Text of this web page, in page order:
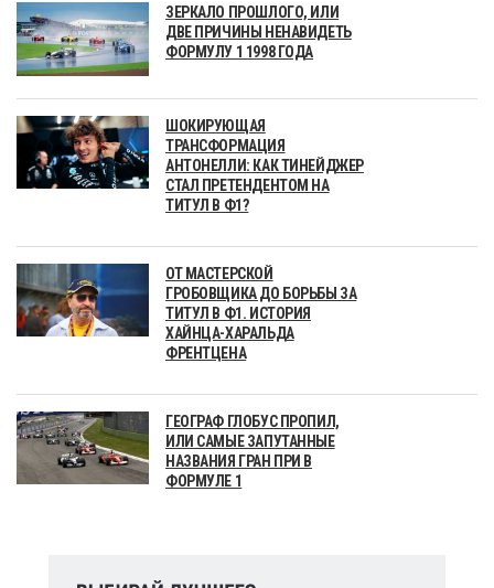
ЗЕРКАЛО ПРОШЛОГО, ИЛИ
ДВЕ ПРИЧИНЫ НЕНАВИДЕТЬ
ФОРМУЛУ 1 1998 ГОДА
ШОКИРУЮЩАЯ
ТРАНСФОРМАЦИЯ
АНТОНЕЛЛИ: КАК ТИНЕЙДЖЕР
СТАЛ ПРЕТЕНДЕНТОМ НА
ТИТУЛ В Ф1?
ОТ МАСТЕРСКОЙ
ГРОБОВЩИКА ДО БОРЬБЫ ЗА
ТИТУЛ В Ф1. ИСТОРИЯ
ХАЙНЦА-ХАРАЛЬДА
ФРЕНТЦЕНА
ГЕОГРАФ ГЛОБУС ПРОПИЛ,
ИЛИ САМЫЕ ЗАПУТАННЫЕ
НАЗВАНИЯ ГРАН ПРИ В
ФОРМУЛЕ 1